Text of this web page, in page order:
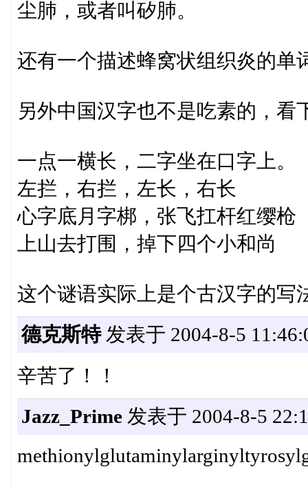
尘肺，或者叫矽肺。
还有一个描述蜂窝状组织炎的单
另外中国汉字也不是吃素的，看
一点一横长，二字坐在口字上。
左拦，右拦，左长，右长
心字底月字梆，张飞扛杆红缨枪
上山去打围，掉下四个小和尚
这个谜语实际上是个古汉字的写
德克斯特发表于 2004-8-5
辛苦了！！
Jazz_Prime发表于 2004-8-5